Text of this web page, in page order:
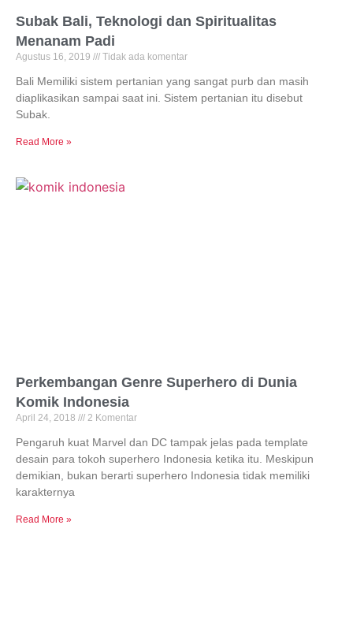
Subak Bali, Teknologi dan Spiritualitas
Menanam Padi
Agustus 16, 2019 Tidak ada komentar
Bali Memiliki sistem pertanian yang sangat purb dan masih
diaplikasikan sampai saat ini. Sistem pertanian itu disebut
Subak.
Read More »
Perkembangan Genre Superhero di Dunia
Komik Indonesia
April 24, 2018 2 Komentar
Pengaruh kuat Marvel dan DC tampak jelas pada template
desain para tokoh superhero Indonesia ketika itu. Meskipun
demikian, bukan berarti superhero Indonesia tidak memiliki
karakternya
Read More »